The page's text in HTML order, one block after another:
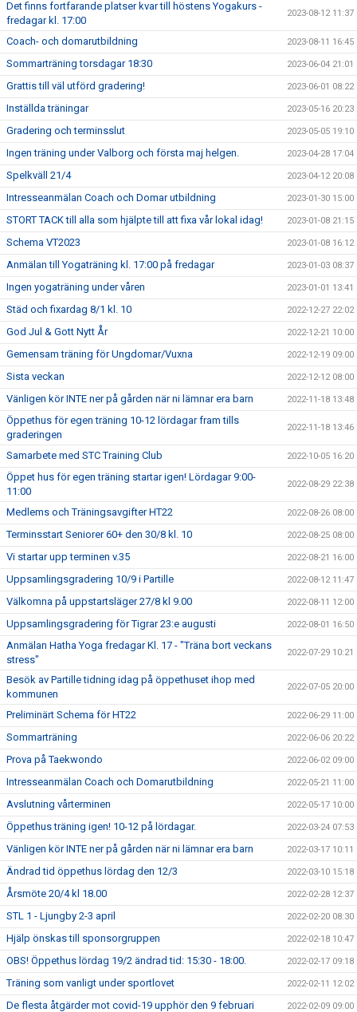
Det finns fortfarande platser kvar till höstens Yogakurs -
fredagar kl. 17:00
2023-08-12 11:37
Coach- och domarutbildning 2023-08-11 16:45
Sommarträning torsdagar 18:30 2023-06-04 21:01
Grattis till väl utförd gradering! 2023-06-01 08:22
Inställda träningar 2023-05-16 20:23
Gradering och terminsslut 2023-05-05 19:10
Ingen träning under Valborg och första maj helgen. 2023-04-28 17:04
Spelkväll 21/4 2023-04-12 20:08
Intresseanmälan Coach och Domar utbildning 2023-01-30 15:00
STORT TACK till alla som hjälpte till att fixa vår lokal idag! 2023-01-08 21:15
Schema VT2023 2023-01-08 16:12
Anmälan till Yogaträning kl. 17:00 på fredagar 2023-01-03 08:37
Ingen yogaträning under våren 2023-01-01 13:41
Städ och fixardag 8/1 kl. 10 2022-12-27 22:02
God Jul & Gott Nytt År 2022-12-21 10:00
Gemensam träning för Ungdomar/Vuxna 2022-12-19 09:00
Sista veckan 2022-12-12 08:00
Vänligen kör INTE ner på gården när ni lämnar era barn 2022-11-18 13:48
Öppethus för egen träning 10-12 lördagar fram tills
graderingen
2022-11-18 13:46
Samarbete med STC Training Club 2022-10-05 16:20
Öppet hus för egen träning startar igen! Lördagar 9:00-
11:00
2022-08-29 22:38
Medlems och Träningsavgifter HT22 2022-08-26 08:00
Terminsstart Seniorer 60+ den 30/8 kl. 10 2022-08-25 08:00
Vi startar upp terminen v.35 2022-08-21 16:00
Uppsamlingsgradering 10/9 i Partille 2022-08-12 11:47
Välkomna på uppstartsläger 27/8 kl 9.00 2022-08-11 12:00
Uppsamlingsgradering för Tigrar 23:e augusti 2022-08-01 16:50
Anmälan Hatha Yoga fredagar Kl. 17 - "Träna bort veckans
stress"
2022-07-29 10:21
Besök av Partille tidning idag på öppethuset ihop med
kommunen
2022-07-05 20:00
Preliminärt Schema för HT22 2022-06-29 11:00
Sommarträning 2022-06-06 20:22
Prova på Taekwondo 2022-06-02 09:00
Intresseanmälan Coach och Domarutbildning 2022-05-21 11:00
Avslutning vårterminen 2022-05-17 10:00
Öppethus träning igen! 10-12 på lördagar. 2022-03-24 07:53
Vänligen kör INTE ner på gården när ni lämnar era barn 2022-03-17 10:11
Ändrad tid öppethus lördag den 12/3 2022-03-10 15:18
Årsmöte 20/4 kl 18.00 2022-02-28 12:37
STL 1 - Ljungby 2-3 april 2022-02-20 08:30
Hjälp önskas till sponsorgruppen 2022-02-18 10:47
OBS! Öppethus lördag 19/2 ändrad tid: 15:30 - 18:00. 2022-02-17 09:18
Träning som vanligt under sportlovet 2022-02-11 12:02
De flesta åtgärder mot covid-19 upphör den 9 februari 2022-02-09 09:00